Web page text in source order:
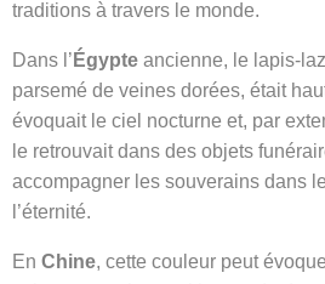
traditions à travers le monde.
Dans l’ Égypte ancienne, le lapis-
parsemé de veines dorées, était
évoquait le ciel nocturne et, par
le retrouvait dans des objets
accompagner les souverains dans
l’éternité.
En Chine, cette couleur peut